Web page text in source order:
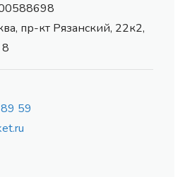
пр-кт Рязанский, 22к2,
59